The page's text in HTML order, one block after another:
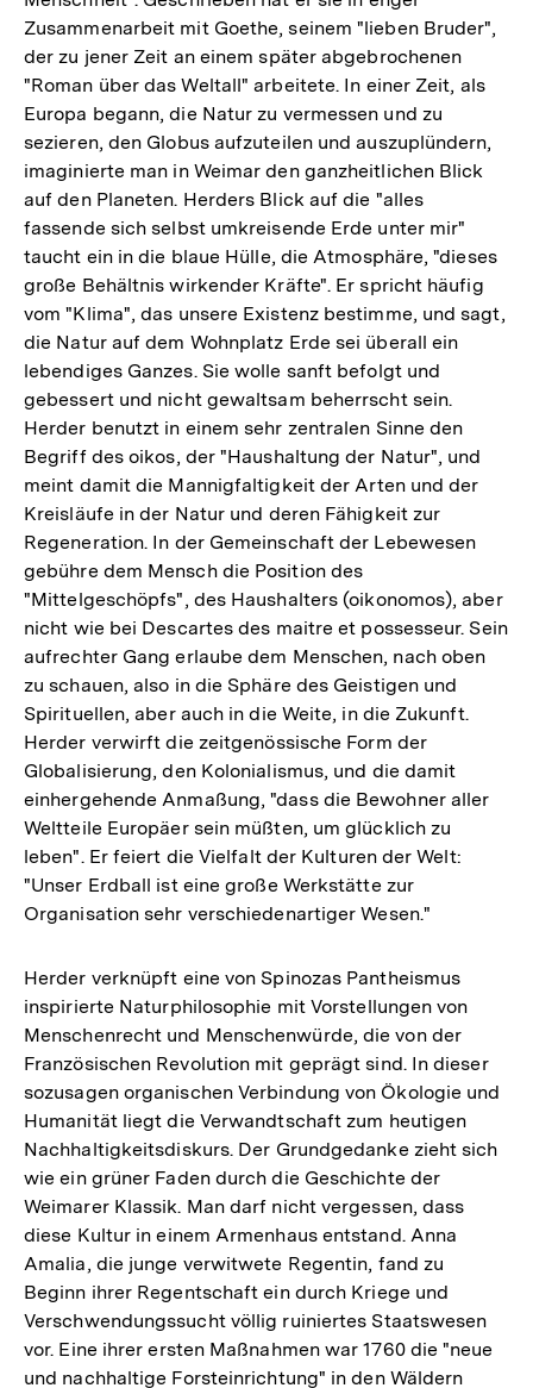
Zusammenarbeit mit Goethe, seinem "lieben Bruder",
der zu jener Zeit an einem später abgebrochenen
"Roman über das Weltall" arbeitete. In einer Zeit, als
Europa begann, die Natur zu vermessen und zu
sezieren, den Globus aufzuteilen und auszuplündern,
imaginierte man in Weimar den ganzheitlichen Blick
auf den Planeten. Herders Blick auf die "alles
fassende sich selbst umkreisende Erde unter mir"
taucht ein in die blaue Hülle, die Atmosphäre, "dieses
große Behältnis wirkender Kräfte". Er spricht häufig
vom "Klima", das unsere Existenz bestimme, und sagt,
die Natur auf dem Wohnplatz Erde sei überall ein
lebendiges Ganzes. Sie wolle sanft befolgt und
gebessert und nicht gewaltsam beherrscht sein.
Herder benutzt in einem sehr zentralen Sinne den
Begriff des oikos, der "Haushaltung der Natur", und
meint damit die Mannigfaltigkeit der Arten und der
Kreisläufe in der Natur und deren Fähigkeit zur
Regeneration. In der Gemeinschaft der Lebewesen
gebühre dem Mensch die Position des
"Mittelgeschöpfs", des Haushalters (oikonomos), aber
nicht wie bei Descartes des maitre et possesseur. Sein
aufrechter Gang erlaube dem Menschen, nach oben
zu schauen, also in die Sphäre des Geistigen und
Spirituellen, aber auch in die Weite, in die Zukunft.
Herder verwirft die zeitgenössische Form der
Globalisierung, den Kolonialismus, und die damit
einhergehende Anmaßung, "dass die Bewohner aller
Weltteile Europäer sein müßten, um glücklich zu
leben". Er feiert die Vielfalt der Kulturen der Welt:
"Unser Erdball ist eine große Werkstätte zur
Organisation sehr verschiedenartiger Wesen."
Herder verknüpft eine von Spinozas Pantheismus
inspirierte Naturphilosophie mit Vorstellungen von
Menschenrecht und Menschenwürde, die von der
Französischen Revolution mit geprägt sind. In dieser
sozusagen organischen Verbindung von Ökologie und
Humanität liegt die Verwandtschaft zum heutigen
Nachhaltigkeitsdiskurs. Der Grundgedanke zieht sich
wie ein grüner Faden durch die Geschichte der
Weimarer Klassik. Man darf nicht vergessen, dass
diese Kultur in einem Armenhaus entstand. Anna
Amalia, die junge verwitwete Regentin, fand zu
Beginn ihrer Regentschaft ein durch Kriege und
Verschwendungssucht völlig ruiniertes Staatswesen
vor. Eine ihrer ersten Maßnahmen war 1760 die "neue
und nachhaltige Forsteinrichtung" in den Wäldern